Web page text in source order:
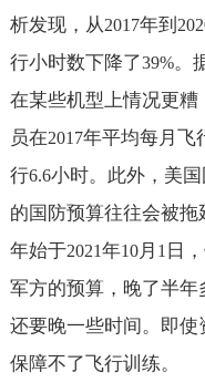
析发现，从2017年到
行小时数下降了39%。
在某些机型上情况更糟
员在2017年平均每月飞
行6.6小时。此外，美
的国防预算往往会被拖
年始于2021年10月 1 日
军方的预算，晚了半
还要晚一些时间。即
保障不了飞行训练。